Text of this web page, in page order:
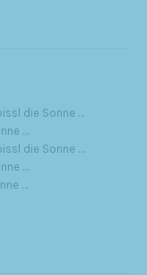
die Sonne …
…
die Sonne …
…
…